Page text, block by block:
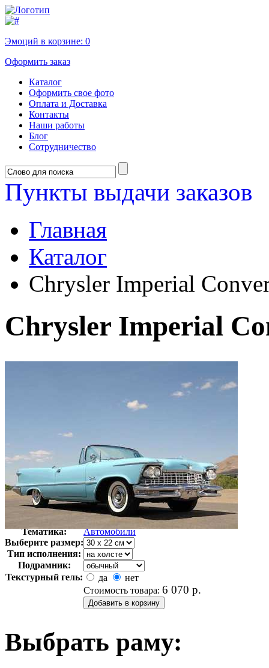
Эмоций в корзине: 0
Оформить заказ
Каталог
Оформить свое фото
Оплата и Доставка
Контакты
Наши работы
Блог
Сотрудничество
Пункты выдачи заказов
Главная
Каталог
Chrysler Imperial
Chrysler Imperial
Автор:
Неизвестно
Ретро-Фотографии
Тематика:
Автомобили
Выберите размер:
Тип исполнения:
Подрамник:
Текстурный гель:
да
нет
Стоимость товара: 6 070 р.
Выбрать раму: